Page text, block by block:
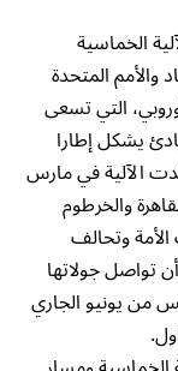
الخماسية
والأمم المتحدة
التي تسعى
يشكل إطارا
الآلية في مارس
والخرطوم
وتحالف
تواصل جولاتها
من يونيو الجاري